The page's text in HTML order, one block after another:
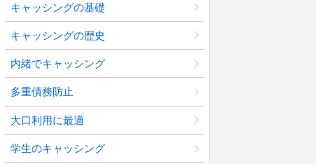
キャッシングの基礎
キャッシングの歴史
内緒でキャッシング
多重債務防止
大口利用に最適
学生のキャッシング